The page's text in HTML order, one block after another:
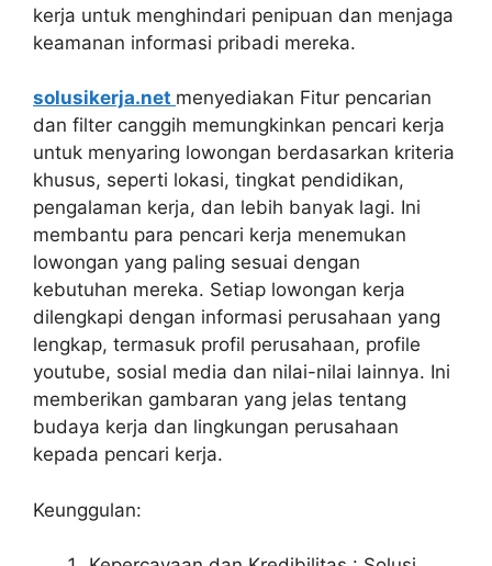
kerja untuk menghindari penipuan dan menjaga
keamanan informasi pribadi mereka.
solusikerja.net menyediakan Fitur pencarian
dan filter canggih memungkinkan pencari kerja
untuk menyaring lowongan berdasarkan kriteria
khusus, seperti lokasi, tingkat pendidikan,
pengalaman kerja, dan lebih banyak lagi. Ini
membantu para pencari kerja menemukan
lowongan yang paling sesuai dengan
kebutuhan mereka. Setiap lowongan kerja
dilengkapi dengan informasi perusahaan yang
lengkap, termasuk profil perusahaan, profile
youtube, sosial media dan nilai-nilai lainnya. Ini
memberikan gambaran yang jelas tentang
budaya kerja dan lingkungan perusahaan
kepada pencari kerja.
Keunggulan: